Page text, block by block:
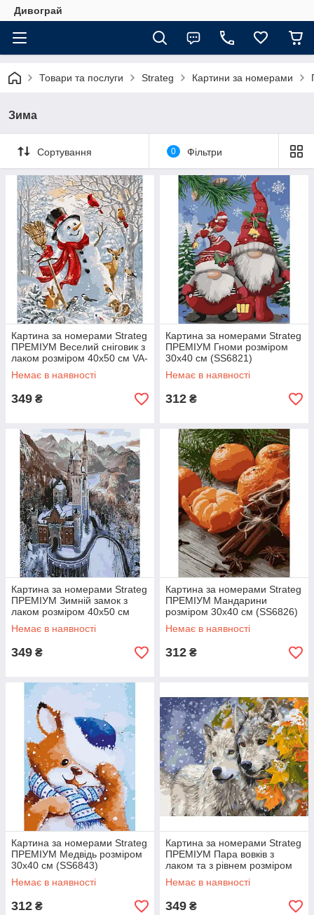
Дивограй
Товари та послуги Strateg Картини за номерами
Зима
Сортування 0 Фільтри
Картина за номерами Strateg
ПРЕМІУМ Веселий сніговик з
лаком розміром 40х50 см VA-
1407
Немає в наявності
349 ₴
Картина за номерами Strateg
ПРЕМІУМ Гноми розміром
30х40 см (SS6821)
Немає в наявності
312 ₴
Картина за номерами Strateg
ПРЕМІУМ Зимній замок з
лаком розміром 40х50 см
SY6322
Немає в наявності
349 ₴
Картина за номерами Strateg
ПРЕМІУМ Мандарини
розміром 30х40 см (SS6826)
Немає в наявності
312 ₴
Картина за номерами Strateg
ПРЕМІУМ Медвідь розміром
30х40 см (SS6843)
Немає в наявності
312 ₴
Картина за номерами Strateg
ПРЕМІУМ Пара вовків з
лаком та з рівнем розміром
40х50 см (GS1581)
Немає в наявності
349 ₴